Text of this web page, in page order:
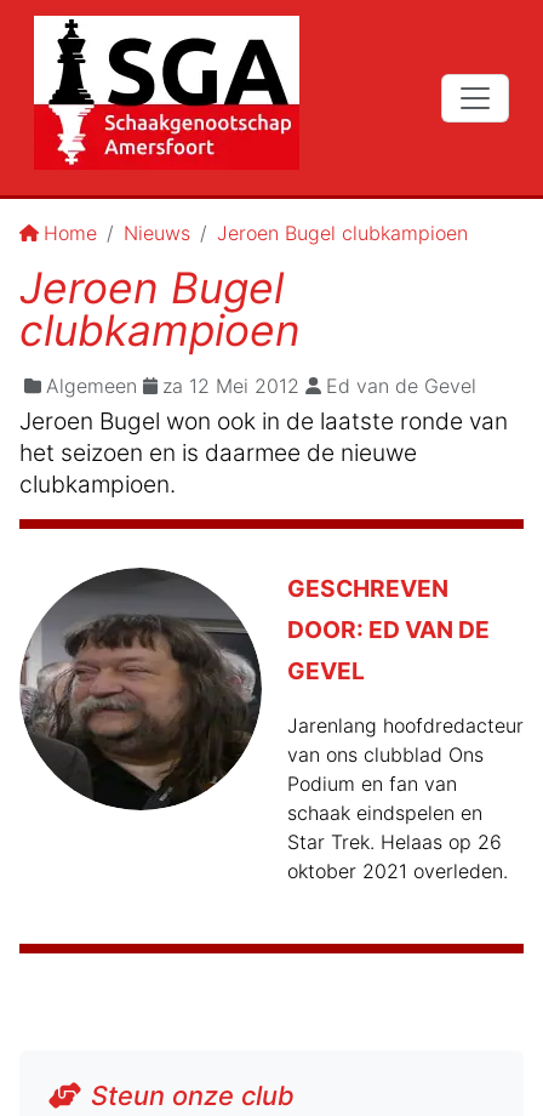
Home Nieuws Jeroen Bugel clubkampioen
Jeroen Bugel
clubkampioen
Algemeen za 12 Mei 2012 Ed van de Gevel
Jeroen Bugel won ook in de laatste ronde van
het seizoen en is daarmee de nieuwe
clubkampioen.
GESCHREVEN
DOOR: ED VAN DE
GEVEL
Jarenlang hoofdredacteur
van ons clubblad Ons
Podium en fan van
schaak eindspelen en
Star Trek. Helaas op 26
oktober 2021 overleden.
Steun onze club